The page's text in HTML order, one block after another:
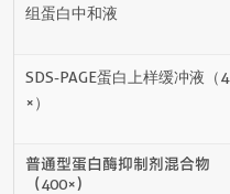
组蛋白中和液
SDS-PAGE蛋白上样缓冲液（4
×）
普通型蛋白酶抑制剂混合物
（400×）